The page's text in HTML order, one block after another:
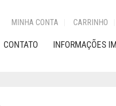
MINHA CONTA CARRINHO
CONTATO INFORMAÇÕES